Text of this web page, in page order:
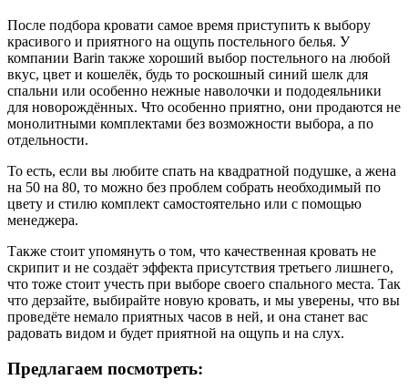
После подбора кровати самое время приступить к выбору
красивого и приятного на ощупь постельного белья. У
компании Barin также хороший выбор постельного на любой
вкус, цвет и кошелёк, будь то роскошный синий шелк для
спальни или особенно нежные наволочки и пододеяльники
для новорождённых. Что особенно приятно, они продаются не
монолитными комплектами без возможности выбора, а по
отдельности.
То есть, если вы любите спать на квадратной подушке, а жена
на 50 на 80, то можно без проблем собрать необходимый по
цвету и стилю комплект самостоятельно или с помощью
менеджера.
Также стоит упомянуть о том, что качественная кровать не
скрипит и не создаёт эффекта присутствия третьего лишнего,
что тоже стоит учесть при выборе своего спального места. Так
что дерзайте, выбирайте новую кровать, и мы уверены, что вы
проведёте немало приятных часов в ней, и она станет вас
радовать видом и будет приятной на ощупь и на слух.
Предлагаем посмотреть: